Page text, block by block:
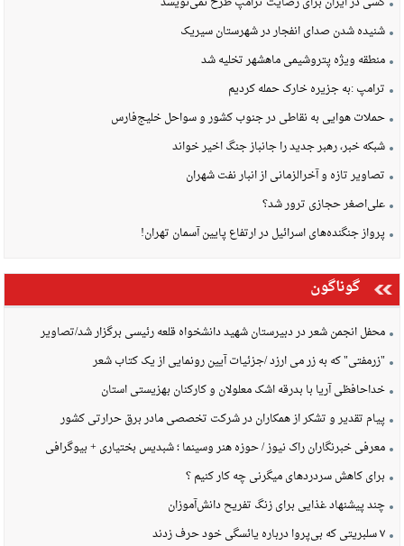
شنیده شدن صدای انفجار در شهرستان سیریک
منطقه ویژه پتروشیمی ماهشهر تخلیه شد
ترامپ :به جزیره خارک حمله کردیم
حملات هوایی به نقاطی در جنوب کشور و سواحل خلیج‌فارس
شبکه خبر، رهبر جدید را جانباز جنگ اخیر خواند
تصاویر تازه و آخرالزمانی از انبار نفت شهران
علی‌اصغر حجازی ترور شد؟
پرواز جنگنده‌های اسرائیل در ارتفاع پایین آسمان تهران!
گوناگون
محفل انجمن شعر در دبیرستان شهید دانشخواه قلعه رئیسی برگزار شد/تصاویر
"زرمفتی" که به زر می ارزد /جزئیات آیین رونمایی از یک کتاب شعر
خداحافظی آریا با بدرقه اشک معلولان و کارکنان بهزیستی استان
پیام تقدیر و تشکر از همکاران در شرکت تخصصی مادر برق حرارتی کشور
معرفی خبرنگاران راک نیوز / حوزه هنر وسینما ؛ شبدیس بختیاری + بیوگرافی
برای کاهش سردردهای میگرنی چه کار کنیم ؟
چند پیشنهاد غذایی برای زنگ تفریح دانش‌آموزان
۷ سلبریتی که بی‌پروا درباره یائسگی خود حرف زدند